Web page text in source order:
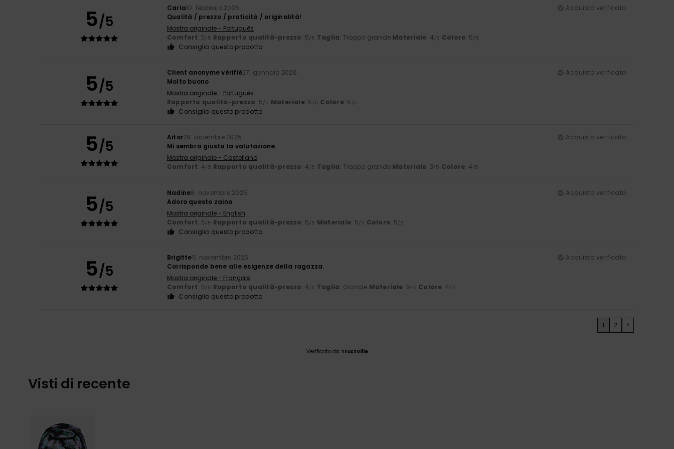
5/5
Carla10. febbraio 2026
Acquisto verificato
Qualità / prezzo / praticità / originalità!
Mostra originale - Português
Comfort: 5/5 Rapporto qualità-prezzo: 5/5 Taglia: Troppo grande Materiale: 4/5 Colore: 5/5
Consiglio questo prodotto
5/5
Client anonyme vérifié27. gennaio 2026
Acquisto verificato
Molto buono
Mostra originale - Português
Rapporto qualità-prezzo: 5/5 Materiale: 5 /5 Colore: 5 /5
Consiglio questo prodotto
5/5 Aitor29. dicembre 2025
Acquisto verificato
Mi sembra giusta la valutazione.
Mostra originale - Castellano
Comfort: 4/5 Rapporto qualità-prezzo: 4/5 Taglia: Troppo grande Materiale: 3/5 Colore: 4/5
5/5
Nadine8. novembre 2025
Acquisto verificato
Adoro questo zaino
Mostra originale - English
Comfort: 5/5 Rapporto qualità-prezzo: 5/5 Materiale: 5/5 Colore: 5/5
Consiglio questo prodotto
5/5
Brigitte5. novembre 2025
Acquisto verificato
Corrisponde bene alle esigenze della ragazza.
Mostra originale - Français
Comfort: 5/5 Rapporto qualità-prezzo: 4/5 Taglia: Grande Materiale: 5/5 Colore: 4/5
Consiglio questo prodotto
1 2 >
Verificato da TrustVille
Visti di recente